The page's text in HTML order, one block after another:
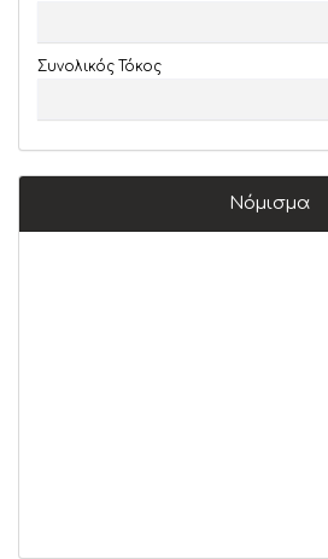
Συνολικός Τόκος
Νόμισμα